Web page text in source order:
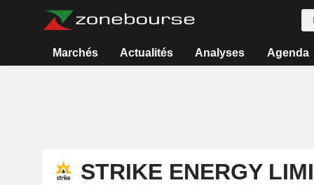
Marchés Actualités Analyses Agenda
STRIKE ENERGY